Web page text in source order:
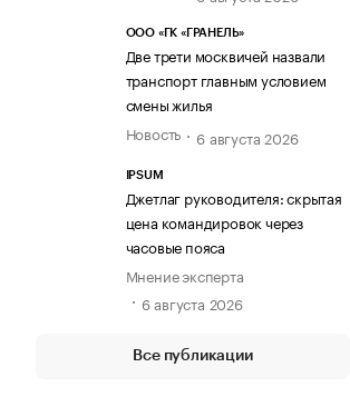
ООО «ГК «ГРАНЕЛЬ»
Две трети москвичей назвали
транспорт главным условием
смены жилья
Новость
6 августа 2026
IPSUM
Джетлаг руководителя: скрытая
цена командировок через
часовые пояса
Мнение эксперта
6 августа 2026
Все публикации